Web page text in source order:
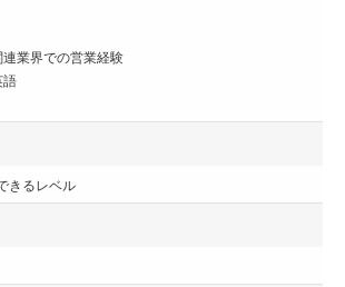
業界での営業経験
語
きるレベル